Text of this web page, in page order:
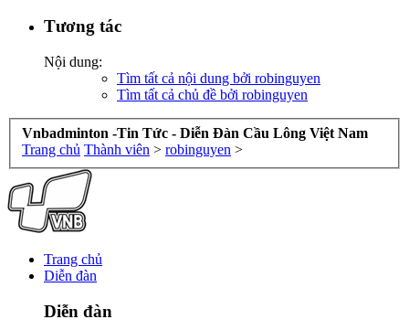
Tương tác
Nội dung:
Tìm tất cả nội dung bởi robinguyen
Tìm tất cả chủ đề bởi robinguyen
Vnbadminton -Tin Tức - Diễn Đàn Cầu Lông Việt Nam
Trang chủ Thành viên > robinguyen >
Trang chủ
Diễn đàn
Diễn đàn